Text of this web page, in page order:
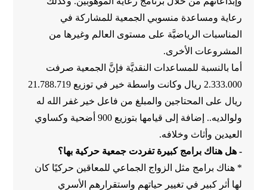
رعاية ومساعدة منسوبي الجمعية للمشاركة في
المناسبات الرياضيَّة على مستوى العالم وغيرها من
المشروعات الأخرى.
أما بالنسبة للمساعدات النقديَّة فإنَّ الجمعية صرفت
2.333.000 ريال وكانت واسطة خير في توزيع 21.788.719
ريال على المحتاجين والمبلغ من فاعل خير غفر الله له
ولوالديه.. إضافة إلى قيامها بتوزيع 900 أضحية وكساوي
العيدين وأثاث وخلافه.
- هل هناك برامج كبيرة تفردت جمعية حركية بها؟
* هناك برامج مثل الزواج الجماعي للمعاقين حركيًا كان
لها أثر كبير في تغيير حياتهم واستقرارهم الأسري